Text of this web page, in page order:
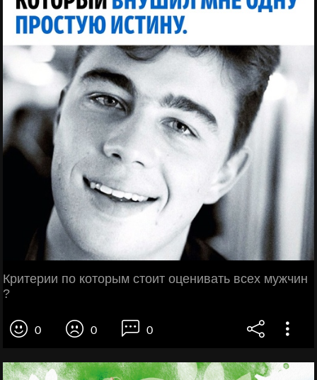
Критерии по которым стоит оценивать всех мужчин
?
0 0 0